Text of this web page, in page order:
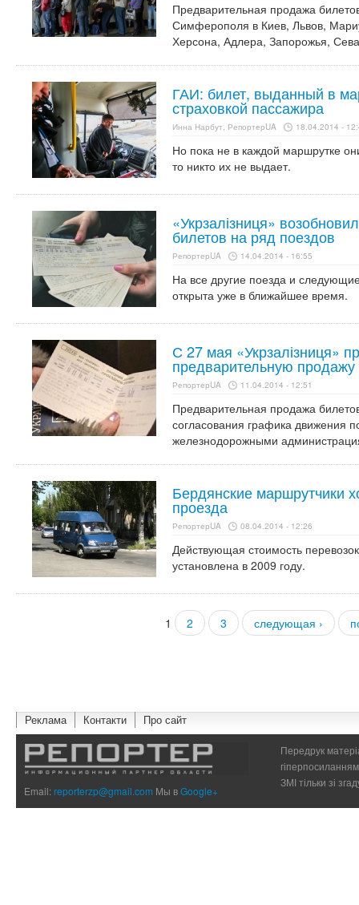
Предварительная продажа
Симферополя в Киев, Львов,
Херсона, Адлера, Запорожья,
ГАИ: билет, выданный в
страховкой пассажира
Инна Нарбут, РепортерUA 18.04.2014 -
Но пока не в каждой маршрутке
то никто их не выдает.
«Укрзалізниця»
билетов на ряд поездов
РепортерUA 14.04.2014 - 16:55
На все другие поезда и
открыта уже в ближайшее время.
С 27 мая «Укрзалізниця»
предварительную продажу
РепортерUA 11.04.2014 - 12:51
Предварительная продажа
согласования графика движения
железнодорожными
Бердянские маршрутчики
проезда
РепортерUA 08.04.2014 - 12:26
Действующая стоимость
установлена в 2009 году.
1 2 3 следующая ›
Реклама Контакти Про сайт
Email:reporterzp@gmail.com Мы вGoogle+
Передрук
ЗМІ тільки зі